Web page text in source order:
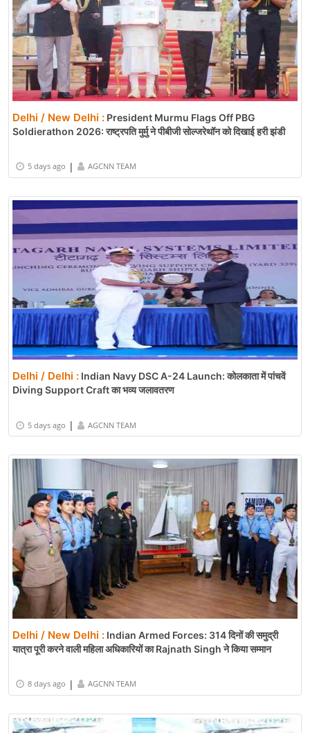
Delhi / New Delhi : President Murmu Flags Off PBG
Soldierathon 2026: राष्ट्रपति मुर्मु ने पीबीजी सोल्जरेथॉन को दिखाई हरी झंडी
5 days ago | AGCNN TEAM
Delhi / Delhi : Indian Navy DSC A-24 Launch: कोलकाता में पांचवें
Diving Support Craft का भव्य जलावतरण
5 days ago | AGCNN TEAM
Delhi / New Delhi : Indian Armed Forces: 314 दिनों की समुद्री
यात्रा पूरी करने वाली महिला अधिकारियों का Rajnath Singh ने किया सम्मान
8 days ago | AGCNN TEAM